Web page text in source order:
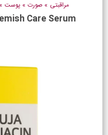
مراقبتی » صورت » پوست »
Care Serum